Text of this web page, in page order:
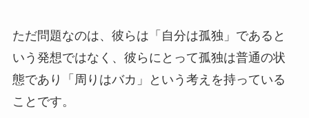
ただ問題なのは、彼らは「自分は孤独」であると
いう発想ではなく、彼らにとって孤独は普通の状
態であり「周りはバカ」という考えを持っている
ことです。